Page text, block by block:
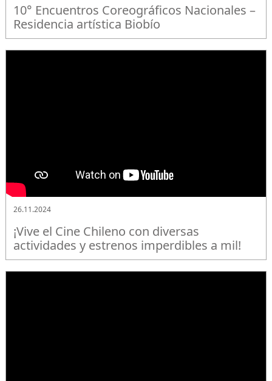
10° Encuentros Coreográficos Nacionales –
Residencia artística Biobío
26.11.2024
¡Vive el Cine Chileno con diversas
actividades y estrenos imperdibles a mil!